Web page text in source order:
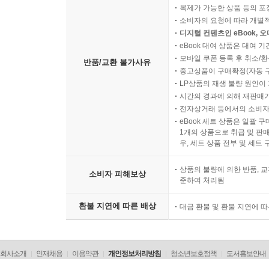
반품/교환 불가사유
복제가 가능한 상품 등의
소비자의 요청에 따라 개별
디지털 컨텐츠인 eBook,
eBook 대여 상품은 대여 기
모바일 쿠폰 등록 후 취소/
중고상품이 구매확정(자동
LP상품의 재생 불량 원인
시간의 경과에 의해 재판매
전자상거래 등에서의 소비
eBook 세트 상품은 일괄 구
1개의 상품으로 취급 및 판
우, 세트 상품 전부 및 세트
소비자 피해보상
상품의 불량에 의한 반품,
준하여 처리됨
환불 지연에 따른 배상 대금 환불 및 환불 지연에
회사소개 인재채용 이용약관 개인정보처리방침 청소년보호정책 도서홍보안내